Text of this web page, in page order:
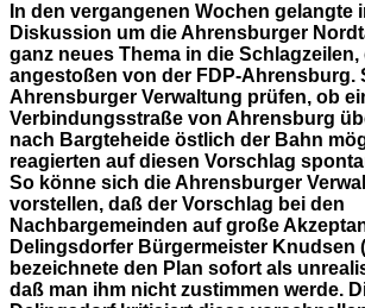
In den vergangenen Wochen gelangte
Diskussion um die Ahrensburger
ganz neues Thema in die Schlagzeilen,
angestoßen von der FDP-Ahrensburg.
Ahrensburger Verwaltung prüfen, ob
Verbindungsstraße von Ahrensburg
nach Bargteheide östlich der Bahn
reagierten auf diesen Vorschlag
So könne sich die Ahrensburger
vorstellen, daß der Vorschlag bei den
Nachbargemeinden auf große
Delingsdorfer Bürgermeister Knudsen
bezeichnete den Plan sofort als
daß man ihm nicht zustimmen werde.